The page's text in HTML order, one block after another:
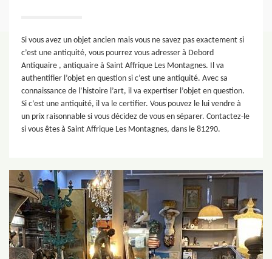
Si vous avez un objet ancien mais vous ne savez pas exactement si
c’est une antiquité, vous pourrez vous adresser à Debord
Antiquaire , antiquaire à Saint Affrique Les Montagnes. Il va
authentifier l’objet en question si c’est une antiquité. Avec sa
connaissance de l’histoire l’art, il va expertiser l’objet en question.
Si c’est une antiquité, il va le certifier. Vous pouvez le lui vendre à
un prix raisonnable si vous décidez de vous en séparer. Contactez-le
si vous êtes à Saint Affrique Les Montagnes, dans le 81290.